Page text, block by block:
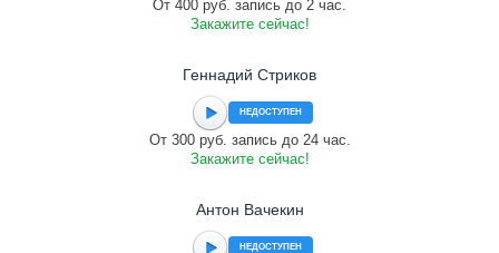
От 400 руб. запись до 2 час.
Закажите сейчас!
Геннадий Стриков
НЕДОСТУПЕН
От 300 руб. запись до 24 час.
Закажите сейчас!
Антон Вачекин
НЕДОСТУПЕН